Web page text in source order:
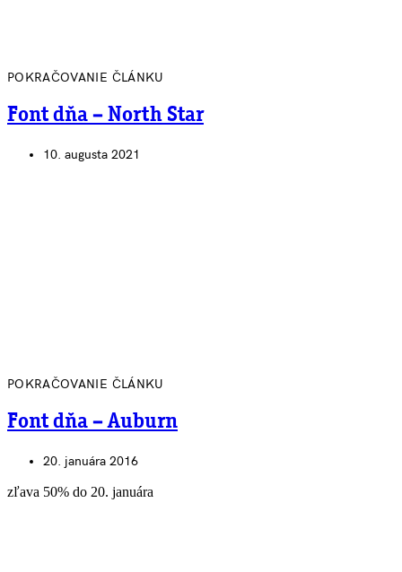
POKRAČOVANIE ČLÁNKU
Font dňa – North Star
10. augusta 2021
POKRAČOVANIE ČLÁNKU
Font dňa – Auburn
20. januára 2016
zľava 50% do 20. januára